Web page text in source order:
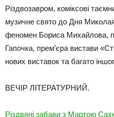
Різдвозавром, коміксові
музичне свято до Дня
феномен Бориса Михайлова,
Гапочка, прем’єра вистави
нових виставок та багато
ВЕЧІР ЛІТЕРАТУРНИЙ.
Різдвяні забави з Мартою